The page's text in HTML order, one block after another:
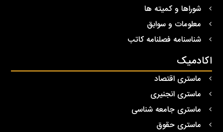
شوراها و کمیته ها
معلومات و سوابق
شناسنامه فصلنامه کاتب
اکادمیک
ماستری اقتصاد
ماستری انجنیری
ماستری جامعه شناسی
ماستری حقوق